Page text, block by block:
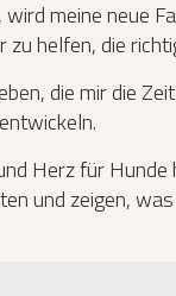
meine neue
helfen, die
die mir die
Herz für Hunde
und zeigen,